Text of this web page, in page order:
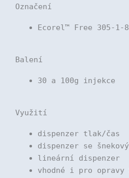
Označení
Ecorel™ Free 305-1-
Balení
30 a 100g injekce
Využití
dispenzer tlak/čas
dispenzer se
lineární dispenzer
vhodné i pro opravy